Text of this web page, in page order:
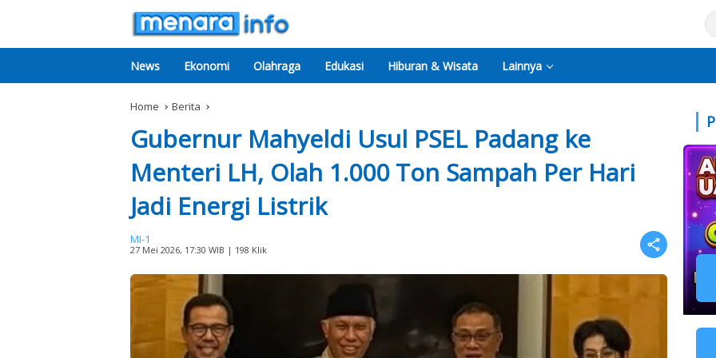
News Ekonomi Olahraga Edukasi Hiburan & Wisata Lainnya
Home Berita
Gubernur Mahyeldi Usul PSEL Padang ke
Menteri LH, Olah 1.000 Ton Sampah Per Hari
Jadi Energi Listrik
MI-1
27 Mei 2026, 17:30 WIB | 198 Klik